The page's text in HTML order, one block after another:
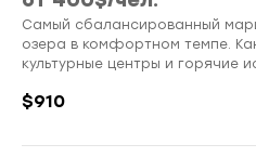
Самый сбалансированный
озера в комфортном темпе.
культурные центры и горячие
$910